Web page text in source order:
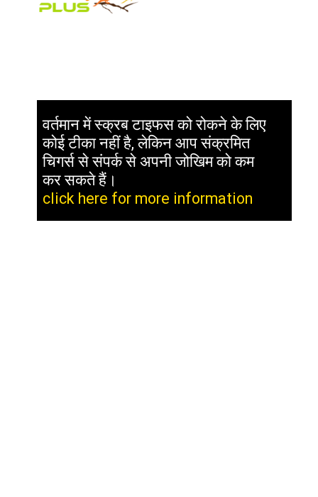
वर्तमान में स्क्रब टाइफस को रोकने के लिए
कोई टीका नहीं है, लेकिन आप संक्रमित
चिगर्स से संपर्क से अपनी जोखिम को कम
कर सकते हैं।
click here for more information